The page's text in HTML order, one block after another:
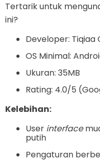
Tertarik untuk
ini?
Developer: Tiqiaa
OS Minimal:
Ukuran: 35MB
Rating: 4.0/5
Kelebihan:
User interface
putih
Pengaturan